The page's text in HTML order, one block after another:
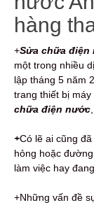
hàng
+Sửa chữa điện
một trong nhiều
lập tháng 5 năm
trang thiết bị
chữa điện nước
+Có lẽ ai cũng
hỏng hoặc
làm việc hay
+Những vấn đề